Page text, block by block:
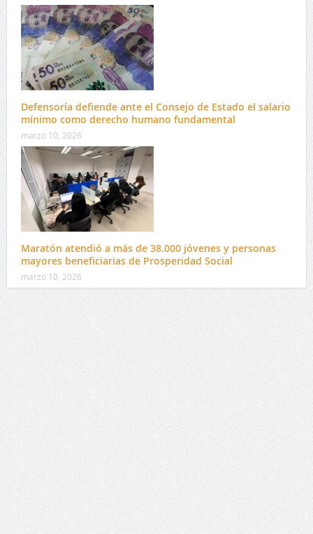
Defensoría defiende ante el Consejo de Estado el salario
mínimo como derecho humano fundamental
marzo 10, 2026
Maratón atendió a más de 38.000 jóvenes y personas
mayores beneficiarias de Prosperidad Social
marzo 10, 2026